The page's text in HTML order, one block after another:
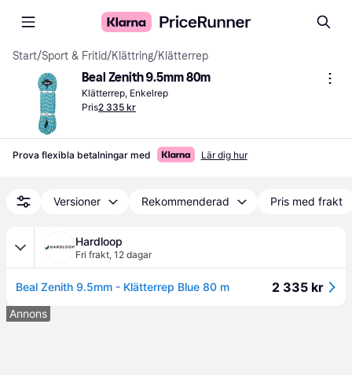
Start/Sport & Fritid/Klättring/Klätterrep
Beal Zenith 9.5mm 80m
Klätterrep, Enkelrep
Pris2 335 kr
Prova flexibla betalningar med Lär dig hur
Versioner Rekommenderad Pris med frakt
Hardloop
Fri frakt, 12 dagar
Beal Zenith 9.5mm - Klätterrep Blue 80 m 2 335 kr
Annons